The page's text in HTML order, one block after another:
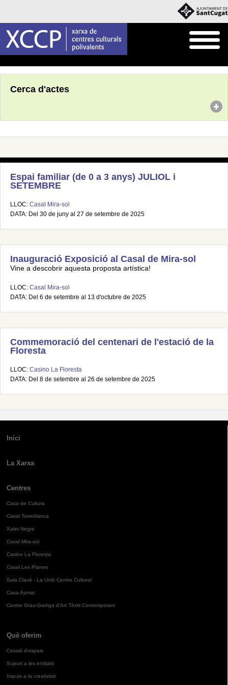
Cerca d'actes
Espai familiar (de 0 a 3 anys) JULIOL i
SETEMBRE
LLOC: Casal Mira-sol
DATA: Del 30 de juny al 27 de setembre de 2025
Inauguració Exposició al Casal de Mira-sol
Vine a descobrir aquesta proposta artística!
LLOC: Casal Mira-sol
DATA: Del 6 de setembre al 13 d'octubre de 2025
Commemoració del centenari de l'estació de la
Floresta
LLOC: Casino La Floresta
DATA: Del 8 de setembre al 26 de setembre de 2025
Inici
La Xarxa
Centres
Casa de Cultura
Casal Torreblanca
Xalet Negre
Casal Mira-sol
Casino La Floresta
Casal Les Planes
Sala Clavé - La Unió Centre Cultural
Casa Aymat
Centre Grau-Garriga d'Art Tèxtil Contemporani
Què oferim
Cessió d'espais
Suport a les entitats
Impuls a la creativitat